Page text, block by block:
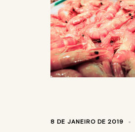
8 DE JANEIRO DE 2019